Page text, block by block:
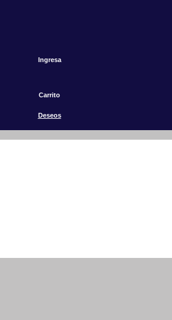
Ingresa
Carrito
Deseos